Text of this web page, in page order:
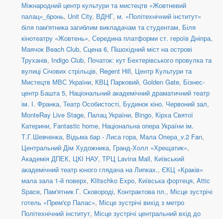
Міжнародний центр культури та мистецтв «Жовтневий
палац»_бронь, Unit Сity, ВДНГ, м. «Політехнічний інститут»
біля пам'ятника загиблим викладачам та студентам, Біля
кінотеатру «Жовтень», Середина платформи ст. героїв Дніпра,
Маячок Beach Club, Сцена 6, Пішохідний міст на острові
Труханів, Indigo Club, Початок: кут Бехтерівського провулка та
вулиці Січових стрільців, Regent Hill, Центр Культури та
Мистецтв МВС України, КВЦ Парковий, Golden Gate, Бізнес-
центр Башта 5, Національний академічний драматичний театр
ім. І. Франка, Театр Особистості, Будинок кіно. Червоний зал,
MonteRay Live Stage, Палац України, Bingo, Кірха Святої
Катерини, Fantastic home, Національна опера України ім.
Т.Г.Шевченка, Відьма бар - Лиса гора, Мала Опера_v.2 Fan,
Центральний Дім Художника, Гранд-Холл «Хрещатик»,
Академія ДПЕК, ЦКІ НАУ, ТРЦ Lavina Mall, Київський
академічний театр юного глядача на Липках., ЄКЦ «Краків»
мала зала 1-й поверх, Klitschko Expo, Київська фортеця, Attic
Space, Пам'ятник Г. Сковороді, Контрактова пл., Місце зустрічі
готель «Прем'єр Палас», Місце зустрічі вихід з метро
Політехнічний інститут, Місце зустрічі центральний вхід до